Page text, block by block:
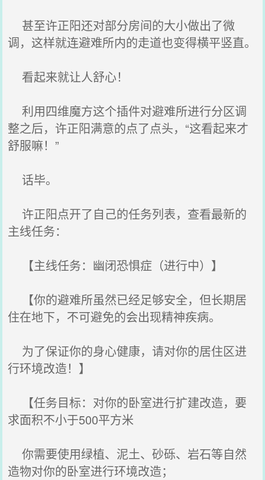
甚至许正阳还对部分房间的大小做出了微
调，这样就连避难所内的走道也变得横平竖直。
看起来就让人舒心！
利用四维魔方这个插件对避难所进行分区调
整之后，许正阳满意的点了点头，“这看起来才
舒服嘛！”
话毕。
许正阳点开了自己的任务列表，查看最新的
主线任务：
【主线任务：幽闭恐惧症（进行中）】
【你的避难所虽然已经足够安全，但长期居
住在地下，不可避免的会出现精神疾病。
为了保证你的身心健康，请对你的居住区进
行环境改造！】
【任务目标：对你的卧室进行扩建改造，要
求面积不小于500平方米
你需要使用绿植、泥土、砂砾、岩石等自然
造物对你的卧室进行环境改造；